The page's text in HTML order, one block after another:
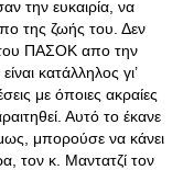
την ευκαιρία, να
της ζωής του. Δεν
του ΠΑΣΟΚ απο την
κατάλληλος γι’
με όποιες ακραίες
Αυτό το έκανε
μπορούσε να κάνει
τον κ. Μαντατζί τον